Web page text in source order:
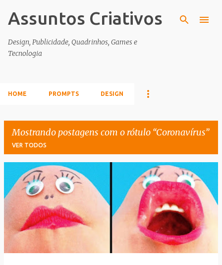
Pular para o conteúdo principal
Assuntos Criativos
Design, Publicidade, Quadrinhos, Games e
Tecnologia
HOME PROMPTS DESIGN
Mostrando postagens com o rótulo Coronavírus
VER TODOS
o